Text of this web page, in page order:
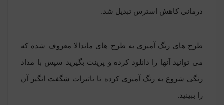
درمانی کاهش استرس تبدیل شد.
طرح های رنگ آمیزی به طرح های ماندالا معروف شده که
می توانید آنها را دانلود کرده و پرینت بگیرید سپس با مداد
رنگی شروع به رنگ آمیزی کرده تا تاثیرات شگفت انگیز آن
را ببینید.